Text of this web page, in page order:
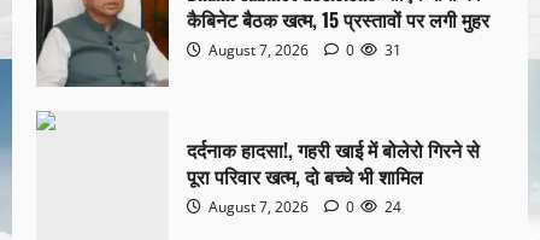
कैबिनेट बैठक खत्म, 15 प्रस्तावों पर लगी मुहर
August 7, 2026 0 31
दर्दनाक हादसा!, गहरी खाई में बोलेरो गिरने से
पूरा परिवार खत्म, दो बच्चे भी शामिल
August 7, 2026 0 24